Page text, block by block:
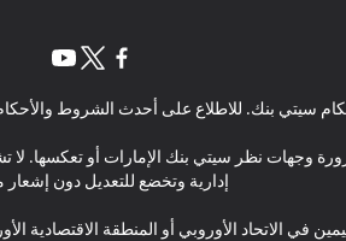
سيتي بنك. للاطلاع على أحدث الشروط
وجهات نظر سيتي بنك الإمارات أو تعكسها.
إدارية وتخضع للتعديل دون
في الاتحاد الأوروبي أو المنطقة